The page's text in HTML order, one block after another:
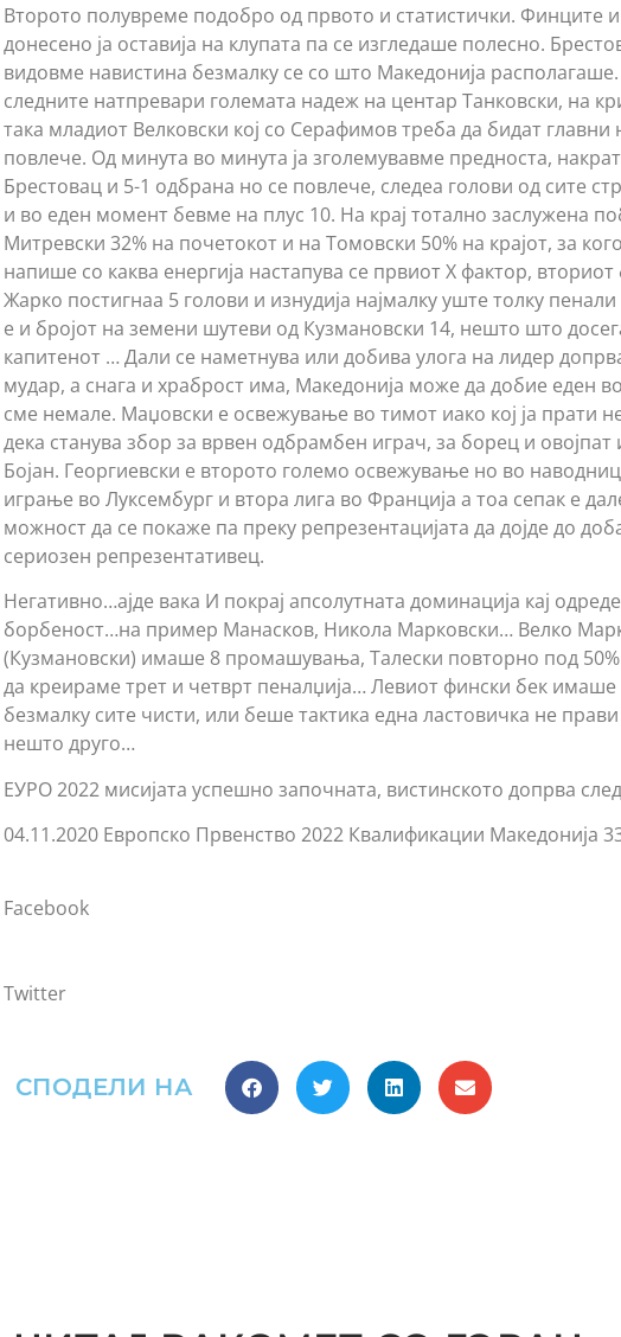
Второто полувреме подобро од првото и статистички. Финците
донесено ја оставија на клупата па се изгледаше полесно.
видовме навистина безмалку се со што Македонија
следните натпревари големата надеж на центар Танковски, на
така младиот Велковски кој со Серафимов треба да бидат главни
повлече. Од минута во минута ја зголемувавме предноста,
Брестовац и 5-1 одбрана но се повлече, следеа голови од сите
и во еден момент бевме на плус 10. На крај тотално заслужена
Митревски 32% на почетокот и на Томовски 50% на крајот, за
напише со каква енергија настапува се првиот Х фактор,
Жарко постигнаа 5 голови и изнудија најмалку уште толку
е и бројот на земени шутеви од Кузмановски 14, нешто што
капитенот … Дали се наметнува или добива улога на лидер
мудар, а снага и храброст има, Македонија може да добие еден
сме немале. Маџовски е освежување во тимот иако кој ја прати
дека станува збор за врвен одбрамбен играч, за борец и
Бојан. Георгиевски е второто големо освежување но во
играње во Луксембург и втора лига во Франција а тоа сепак е
можност да се покаже па преку репрезентацијата да дојде до
сериозен репрезентативец.
Негативно…ајде вака И покрај апсолутната доминација кај
борбеност…на пример Манасков, Никола Марковски… Велко
(Кузмановски) имаше 8 промашувања, Талески повторно под
да креираме трет и четврт пеналџија… Левиот фински бек
безмалку сите чисти, или беше тактика една ластовичка не
нешто друго…
ЕУРО 2022 мисијата успешно започната, вистинското допрва
04.11.2020 Европско Првенство 2022 Квалификации Македонија
Facebook
Twitter
СПОДЕЛИ НА